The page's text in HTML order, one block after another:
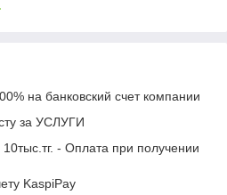
на банковский счет компании
за УСЛУГИ
- Оплата при получении
KaspiPay